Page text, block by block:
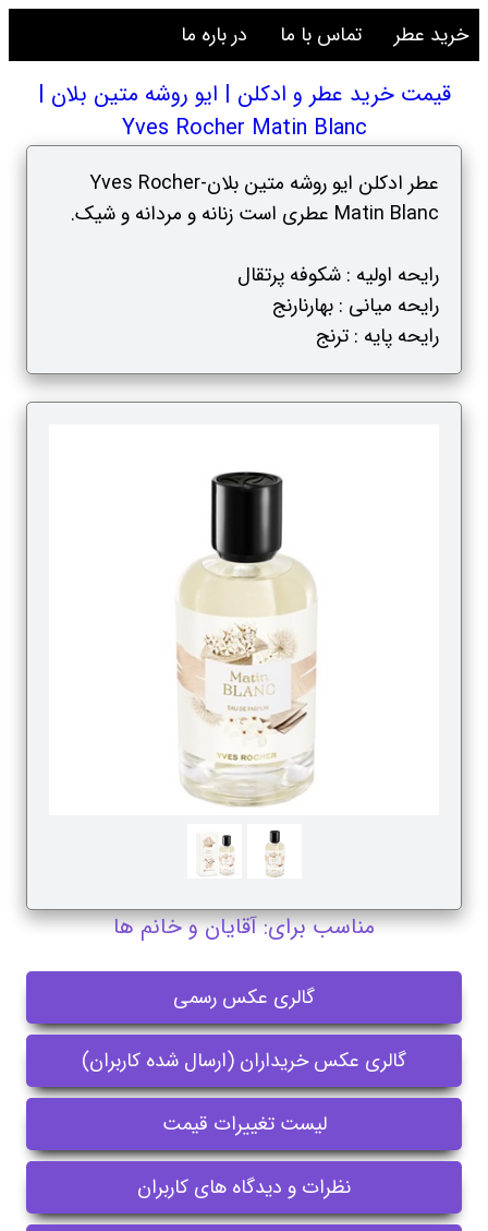
خرید عطر تماس با ما در باره ما
قیمت خرید عطر و ادکلن | ایو روشه متین بلان |
Yves Rocher Matin Blanc
عطر ادکلن ایو روشه متین بلان-Yves Rocher
Matin Blanc عطری است زنانه و مردانه و شیک.
رایحه اولیه : شکوفه پرتقال
رایحه میانی : بهارنارنج
رایحه پایه : ترنج
مناسب برای: آقایان و خانم ها
گالری عکس رسمی
گالری عکس خریداران (ارسال شده کاربران)
لیست تغییرات قیمت
نظرات و دیدگاه های کاربران